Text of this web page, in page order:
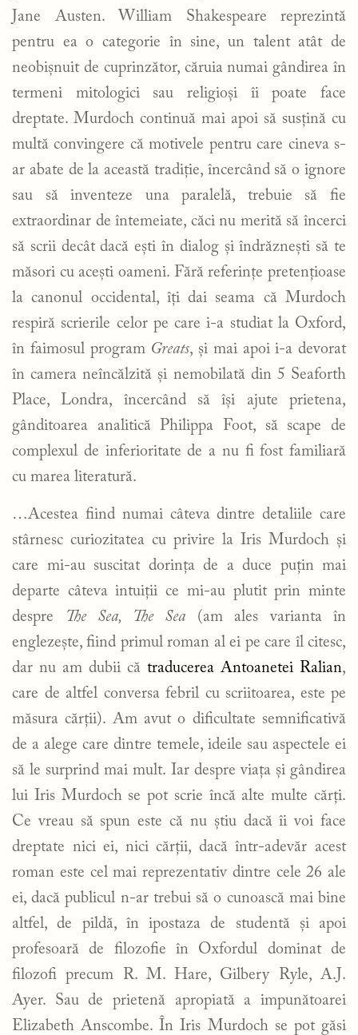
Jane Austen. William Shakespeare reprezintă
pentru ea o categorie în sine, un talent atât de
neobișnuit de cuprinzător, căruia numai gândirea în
termeni mitologici sau religioși îi poate face
dreptate. Murdoch continuă mai apoi să susțină cu
multă convingere că motivele pentru care cineva s-
ar abate de la această tradiție, încercând să o ignore
sau să inventeze una paralelă, trebuie să fie
extraordinar de întemeiate, căci nu merită să încerci
să scrii decât dacă ești în dialog și îndrăznești să te
măsori cu acești oameni. Fără referințe pretențioase
la canonul occidental, îți dai seama că Murdoch
respiră scrierile celor pe care i-a studiat la Oxford,
în faimosul program Greats, și mai apoi i-a devorat
în camera neîncălzită și nemobilată din 5 Seaforth
Place, Londra, încercând să își ajute prietena,
gânditoarea analitică Philippa Foot, să scape de
complexul de inferioritate de a nu fi fost familiară
cu marea literatură.
…Acestea fiind numai câteva dintre detaliile care
stârnesc curiozitatea cu privire la Iris Murdoch și
care mi-au suscitat dorința de a duce puțin mai
departe câteva intuiții ce mi-au plutit prin minte
despre
The Sea, The Sea (am ales varianta în
englezește, fiind primul roman al ei pe care îl citesc,
dar nu am dubii că traducerea Antoanetei Ralian,
care de altfel conversa febril cu scriitoarea, este pe
măsura cărții). Am avut o dificultate semnificativă
de a alege care dintre temele, ideile sau aspectele ei
să le surprind mai mult. Iar despre viața și gândirea
lui Iris Murdoch se pot scrie încă alte multe cărți.
Ce vreau să spun este că nu știu dacă îi voi face
dreptate nici ei, nici cărții, dacă într-adevăr acest
roman este cel mai reprezentativ dintre cele 26 ale
ei, dacă publicul n-ar trebui să o cunoască mai bine
altfel, de pildă, în ipostaza de studentă și apoi
profesoară de filozofie în Oxfordul dominat de
filozofi precum R. M. Hare, Gilbery Ryle, A.J.
Ayer. Sau de prietenă apropiată a impunătoarei
Elizabeth Anscombe. În Iris Murdoch se pot găsi